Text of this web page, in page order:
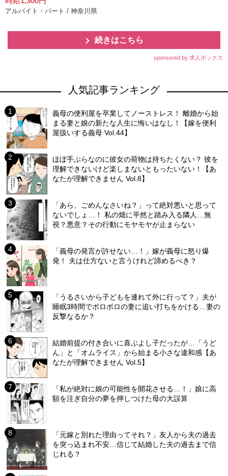
アルバイト・パート / 神奈川県
続きはこちら
sponsored by 求人ボックス
人気記事ランキング
義母の便利屋を卒業してノーストレス！ 離婚から始
まる妻と娘の新たな人生に悔いはなし！【嫁を便利
屋扱いする義母 Vol.44】
ほぼ手ぶらなのに彼女の荷物は持ちたくない？ 彼を
理解できないけど楽しまないともったいない！【あ
なたが理解できません Vol.8】
「あら、ごめんなさいね？」って絶対悪いと思って
ないでしょ…！ 私の畑に平然と踏み入る隣人…無
視？悪意？その行動にモヤモヤが止まらない
「義母の発言が許せない…！」嫁が義母に怒り爆
発！ 夫は仕方ないと言うけれど諦めるべき？
「うるさいから子どもを連れて外に行って？」夫が
睡眠3時間でボロボロの妻に追い打ちをかける…妻の
反撃なるか？
結婚前提の付き合いに喜ぶよし子だったが…「うど
ん」と「オムライス」から始まる小さな違和感【あ
なたが理解できません Vol.5】
「私が絶対に娘の可能性を開花させる…！」娘に高
額を注ぎ自分の夢を押しつけた母の大誤算
「元嫁と別れた理由ってそれ？」友人から夫の過去
を突っ込まれ不安…信じて結婚した夫の過去まで信
じれる？